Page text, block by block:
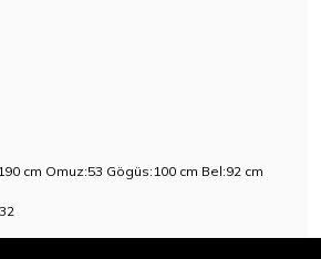
cm Omuz:53 Gögüs:100 cm Bel:92 cm